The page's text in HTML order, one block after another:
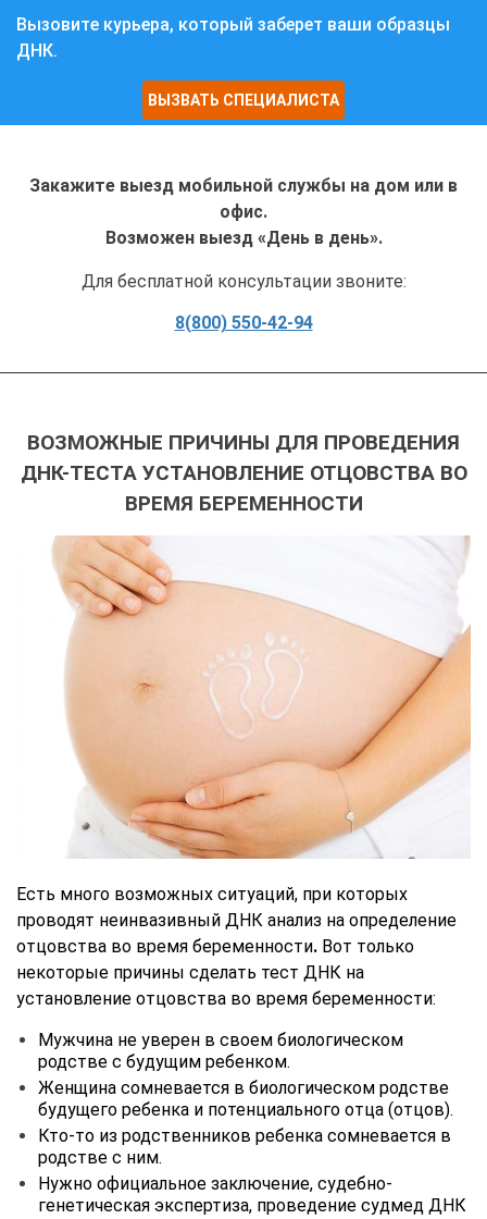
Вызовите курьера, который заберет ваши образцы
ДНК.
ВЫЗВАТЬ СПЕЦИАЛИСТА
Закажите выезд мобильной службы на дом или в
офис.
Возможен выезд «День в день».
Для бесплатной консультации звоните:
8(800) 550-42-94
ВОЗМОЖНЫЕ ПРИЧИНЫ ДЛЯ ПРОВЕДЕНИЯ
ДНК-ТЕСТА УСТАНОВЛЕНИЕ ОТЦОВСТВА ВО
ВРЕМЯ БЕРЕМЕННОСТИ
Есть много возможных ситуаций, при которых
проводят неинвазивный ДНК анализ на определение
отцовства во время беременности. Вот только
некоторые причины сделать тест ДНК на
установление отцовства во время беременности:
Мужчина не уверен в своем биологическом
родстве с будущим ребенком.
Женщина сомневается в биологическом родстве
будущего ребенка и потенциального отца (отцов).
Кто-то из родственников ребенка сомневается в
родстве с ним.
Нужно официальное заключение, судебно-
генетическая экспертиза, проведение судмед ДНК